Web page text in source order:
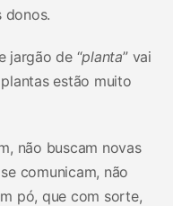
donos.
jargão de “planta” vai
estão muito
não buscam novas
comunicam, não
pó, que com sorte,